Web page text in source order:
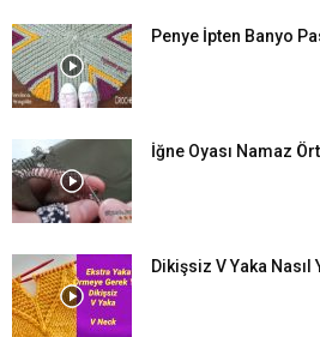
Penye İpten Banyo
İğne Oyası Namaz
Dikişsiz V Yaka Nasıl